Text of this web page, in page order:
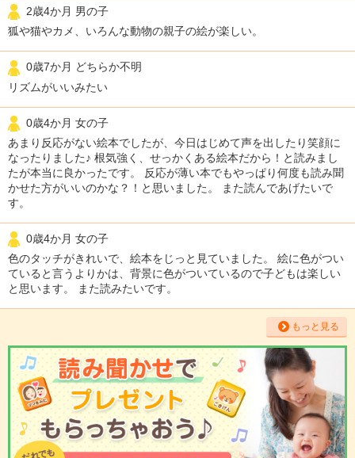
2歳4か月 男の子
狐や猫やカメ、いろんな動物の親子の絵が楽しい。
0歳7か月 どちらか不明
リズムがいいみたい
0歳4か月 女の子
あまり反応がない絵本でしたが、今日はじめて声を出したり笑顔に
なったりました♪ 根気強く、せっかくある絵本だから！と読みまし
たが本当に良かったです。 反応が薄い本でもやっぱり何度も読み聞
かせた方がいいのかな？！と思いました。 また読んであげたいで
す。
0歳4か月 女の子
色のタッチがきれいで、絵本をじっと見ていました。 絵に色がつい
ていると言うよりかは、背景に色がついているので子どもは楽しい
と思います。 また読みたいです。
もっと見る